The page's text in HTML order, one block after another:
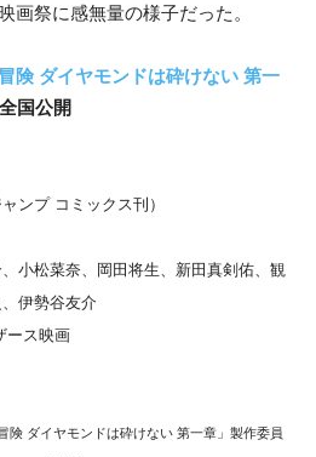
画祭に感無量の様子だった。
険 ダイヤモンドは砕けない 第一
国公開
ンプ コミックス刊）
小松菜奈、岡田将生、新田真剣佑、観
伊勢谷友介
ース映画
険 ダイヤモンドは砕けない 第一章」製作委員